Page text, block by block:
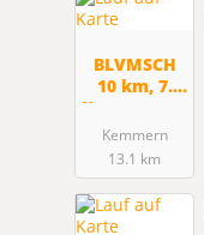
BLVMSCH
10 km, 7.
Kemmerner
Kuckucksla
uf
Kemmern
13.1 km